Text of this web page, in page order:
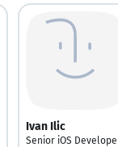
Ivan Ilic
Senior iOS